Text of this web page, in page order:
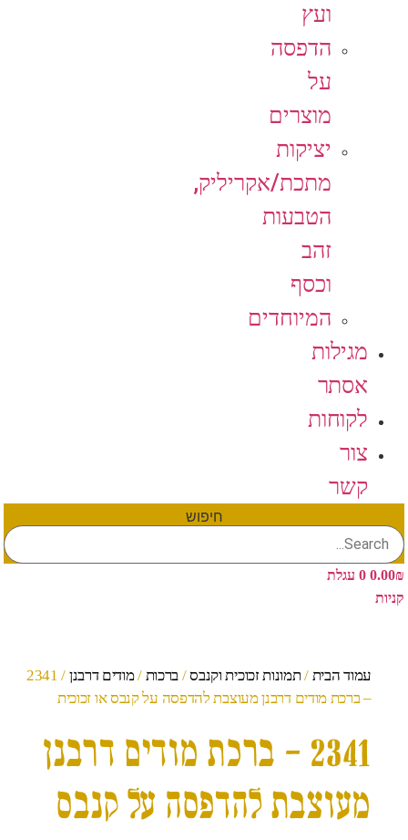
ועץ
הדפסה
על
מוצרים
יציקות
מתכת/אקריליק,
הטבעות
זהב
וכסף
המיוחדים
מגילות
אסתר
לקוחות
צור
קשר
חיפוש
0.00₪
0 עגלת
קניות
עמוד הבית /תמונות זכוכית וקנבס/ ברכות /מודים דרבנן
/ 2341
– ברכת מודים דרבנן מעוצבת להדפסה על קנבס או זכוכית
2341 – ברכת מודים דרבנן
מעוצבת להדפסה על קנבס